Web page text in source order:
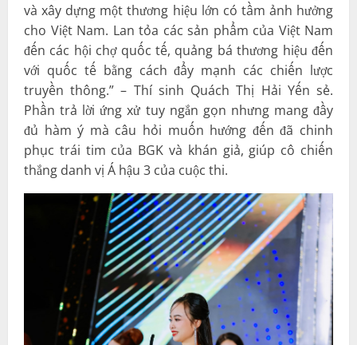
và xây dựng một thương hiệu lớn có tầm ảnh hưởng
cho Việt Nam. Lan tỏa các sản phẩm của Việt Nam
đến các hội chợ quốc tế, quảng bá thương hiệu đến
với quốc tế bằng cách đẩy mạnh các chiến lược
truyền thông.” – Thí sinh Quách Thị Hải Yến sẻ.
Phần trả lời ứng xử tuy ngắn gọn nhưng mang đầy
đủ hàm ý mà câu hỏi muốn hướng đến đã chinh
phục trái tim của BGK và khán giả, giúp cô chiến
thắng danh vị Á hậu 3 của cuộc thi.